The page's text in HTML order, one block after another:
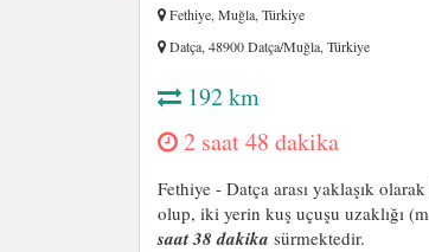
Fethiye, Muğla, Türkiye
Datça, 48900 Datça/Muğla, Türkiye
192 km
2 saat 48 dakika
Fethiye - Datça arası yaklaşık olarak
olup, iki yerin kuş uçuşu uzaklığı
saat 38 dakika sürmektedir.